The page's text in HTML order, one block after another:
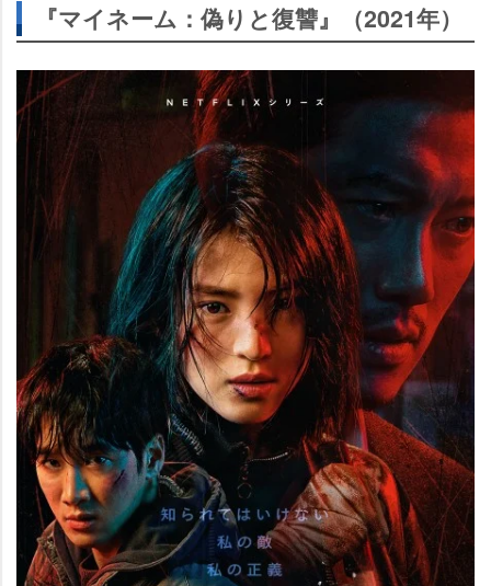
『マイネーム：偽りと復讐』（2021年）